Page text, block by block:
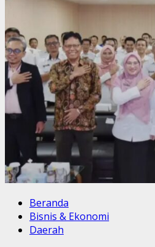
Beranda
Bisnis & Ekonomi
Daerah